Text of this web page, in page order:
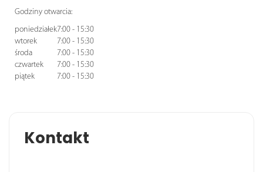
Godziny otwarcia:
poniedziałek7:00 - 15:30
wtorek
7:00 - 15:30
środa
7:00 - 15:30
czwartek
7:00 - 15:30
piątek
7:00 - 15:30
Kontakt